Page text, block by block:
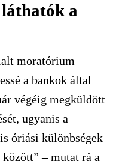
a
moratórium
a bankok által
végéig megküldött
ugyanis a
óriási különbségek
– mutat rá a